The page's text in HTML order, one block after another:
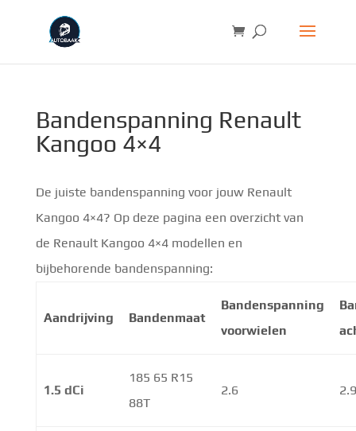
Bandenspanning Renault
Kangoo 4×4
De juiste bandenspanning voor jouw Renault
Kangoo 4×4? Op deze pagina een overzicht van
de Renault Kangoo 4×4 modellen en
bijbehorende bandenspanning:
Aandrijving Bandenmaat
Bandenspanning
voorwielen
1.5 dCi
185 65 R15
88T
2.6